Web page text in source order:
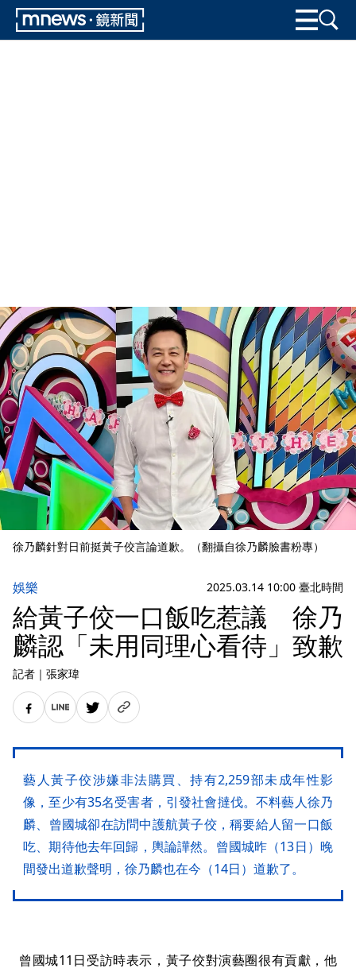
徐乃麟針對日前挺黃子佼言論道歉。（翻攝自徐乃麟臉書粉專）
娛樂 2025.03.14 10:00 臺北時間
給黃子佼一口飯吃惹議 徐乃
麟認「未用同理心看待」致歉
記者 ｜ 張家瑋
藝人黃子佼涉嫌非法購買、持有2,259部未成年性影
像，至少有35名受害者，引發社會撻伐。不料藝人徐乃
麟、曾國城卻在訪問中護航黃子佼，稱要給人留一口飯
吃、期待他去年回歸，輿論譁然。曾國城昨（13日）晚
間發出道歉聲明，徐乃麟也在今（14日）道歉了。
曾國城11日受訪時表示，黃子佼對演藝圈很有貢獻，他